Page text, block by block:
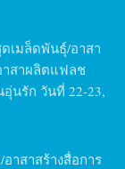
เมล็ดพันธุ์/อาสา
าสาผลิตแฟลช
นรัก วันที่ 22-23,
าสาสร้างสื่อการ